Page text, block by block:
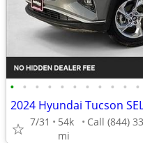
• • • • • • • • • • •
7/31
54k
mi